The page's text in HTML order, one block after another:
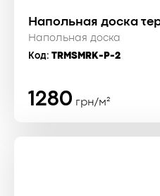
Напольная доска
Напольная доска
Код: TRMSMRK-P-2
1280 грн/м²